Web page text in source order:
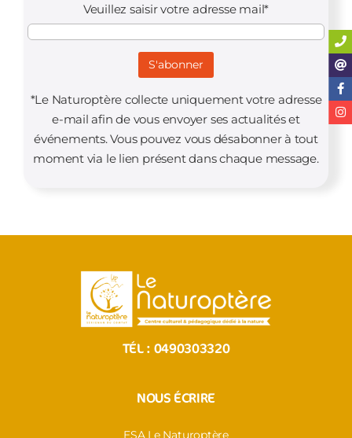
Veuillez saisir votre adresse mail*
*Le Naturoptère collecte uniquement votre adresse
e-mail afin de vous envoyer ses actualités et
événements. Vous pouvez vous désabonner à tout
moment via le lien présent dans chaque message.
TÉL : 0490303320
NOUS ÉCRIRE
ESA Le Naturoptère